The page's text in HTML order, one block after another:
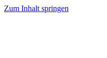
Zum Inhalt springen